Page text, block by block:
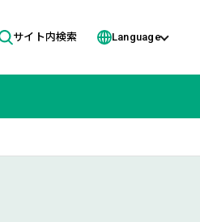
サイト内検索 Language